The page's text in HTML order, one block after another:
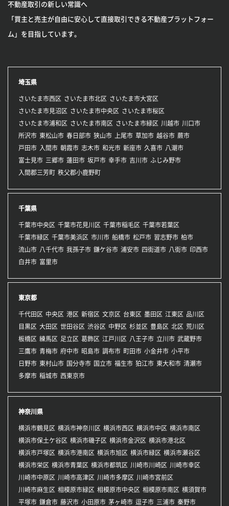
不動産取引の新しい常識へ
「買主と売主が自由に安心して直接取引できる不動産プラットフォー
ム」を目指しています。
埼玉県
さいたま市西区 さいたま市北区
さいたま市大宮区
さいたま市見沼区
さいたま市中央区
さいたま市桜区
さいたま市浦和区
さいたま市南区 さいたま市緑区 川越市 川口市
所沢市 東松山市 春日部市 狭山市 上尾市 草加市 越谷市 蕨市
戸田市 入間市 朝霞市 志木市 和光市 新座市 久喜市 八潮市
富士見市 三郷市 蓮田市 坂戸市 幸手市 吉川市 ふじみ野市
入間郡三芳町 秩父郡小鹿野町
千葉県
千葉市中央区 千葉市花見川区 千葉市稲毛区 千葉市若葉区
千葉市緑区 千葉市美浜区 市川市 船橋市 松戸市 習志野市 柏市
流山市 八千代市 我孫子市 鎌ケ谷市 浦安市 四街道市 八街市 印西市
白井市 富里市
東京都
千代田区 中央区 港区 新宿区 文京区 台東区 墨田区 江東区 品川区
目黒区 大田区 世田谷区 渋谷区 中野区 杉並区 豊島区 北区 荒川区
板橋区 練馬区 足立区 葛飾区 江戸川区 八王子市 立川市 武蔵野市
三鷹市 青梅市 府中市 昭島市 調布市 町田市 小金井市 小平市
日野市 東村山市 国分寺市 国立市 福生市 狛江市 東大和市 清瀬市
多摩市 稲城市 西東京市
神奈川県
横浜市鶴見区 横浜市神奈川区 横浜市西区 横浜市中区 横浜市南区
横浜市保土ケ谷区 横浜市磯子区 横浜市金沢区 横浜市港北区
横浜市戸塚区 横浜市港南区 横浜市旭区 横浜市緑区 横浜市瀬谷区
横浜市栄区 横浜市青葉区 横浜市都筑区 川崎市川崎区 川崎市幸区
川崎市中原区 川崎市高津区 川崎市多摩区 川崎市宮前区
川崎市麻生区 相模原市緑区 相模原市中央区 相模原市南区 横須賀市
平塚市 鎌倉市 藤沢市 小田原市 茅ヶ崎市 逗子市 三浦市 秦野市